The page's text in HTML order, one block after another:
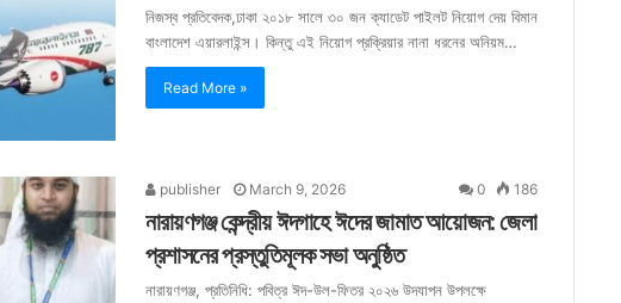
নিজস্ব প্রতিবেদক,ঢাকা ২০১৮ সালে ৩০ জন ক্যাডেট পাইলট নিয়োগ দেয় বিমান
বাংলাদেশ এয়ারলাইন্স। কিন্তু এই নিয়োগ প্রক্রিয়ার নানা ধরনের অনিয়ম…
Read More »
publisher March 9, 2026 0 186
নারায়ণগঞ্জ কেন্দ্রীয় ঈদগাহে ঈদের জামাত আয়োজন: জেলা
প্রশাসনের প্রস্তুতিমূলক সভা অনুষ্ঠিত
নারায়ণগঞ্জ, প্রতিনিধি: পবিত্র ঈদ-উল-ফিতর ২০২৬ উদযাপন উপলক্ষে